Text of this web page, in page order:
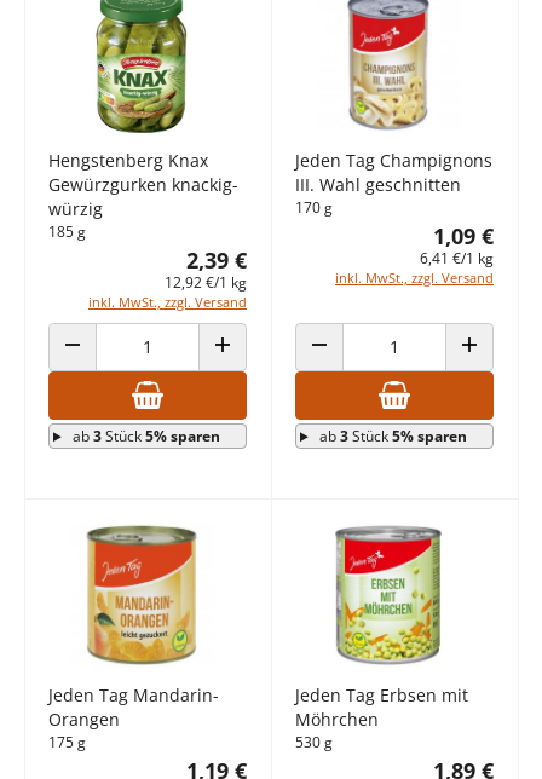
Hengstenberg Knax
Gewürzgurken knackig-
würzig
185 g
2,39 €
12,92 €/1 kg
inkl. MwSt., zzgl. Versand
ANZAHL VERRINGERN ANZAHL ERHÖHEN
ab3Stück5% sparen
Jeden Tag Champignons
III. Wahl geschnitten
170 g
1,09 €
6,41 €/1 kg
inkl. MwSt., zzgl. Versand
ANZAHL VERRINGERN ANZAHL
ab3Stück5% sparen
Jeden Tag Mandarin-
Orangen
175 g
1,19 €
Jeden Tag Erbsen mit
Möhrchen
530 g
1,89 €